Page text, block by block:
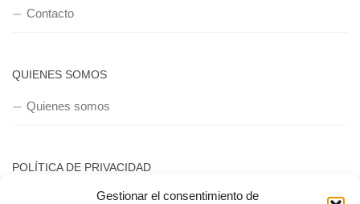
Gestionar el consentimiento de
Contacto
QUIENES SOMOS
Quienes somos
POLÍTICA DE PRIVACIDAD
Política de privacidad